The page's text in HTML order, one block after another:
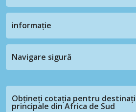
informație
Navigare sigură
Obțineți cotația pentru
principale din Africa de Sud